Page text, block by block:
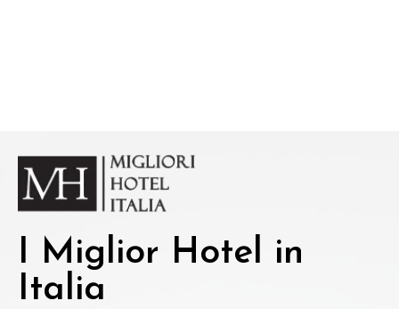
I Miglior Hotel in
Italia